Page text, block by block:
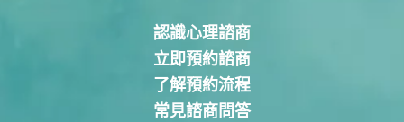
認識心理諮商
立即預約諮商
了解預約流程
常見諮商問答